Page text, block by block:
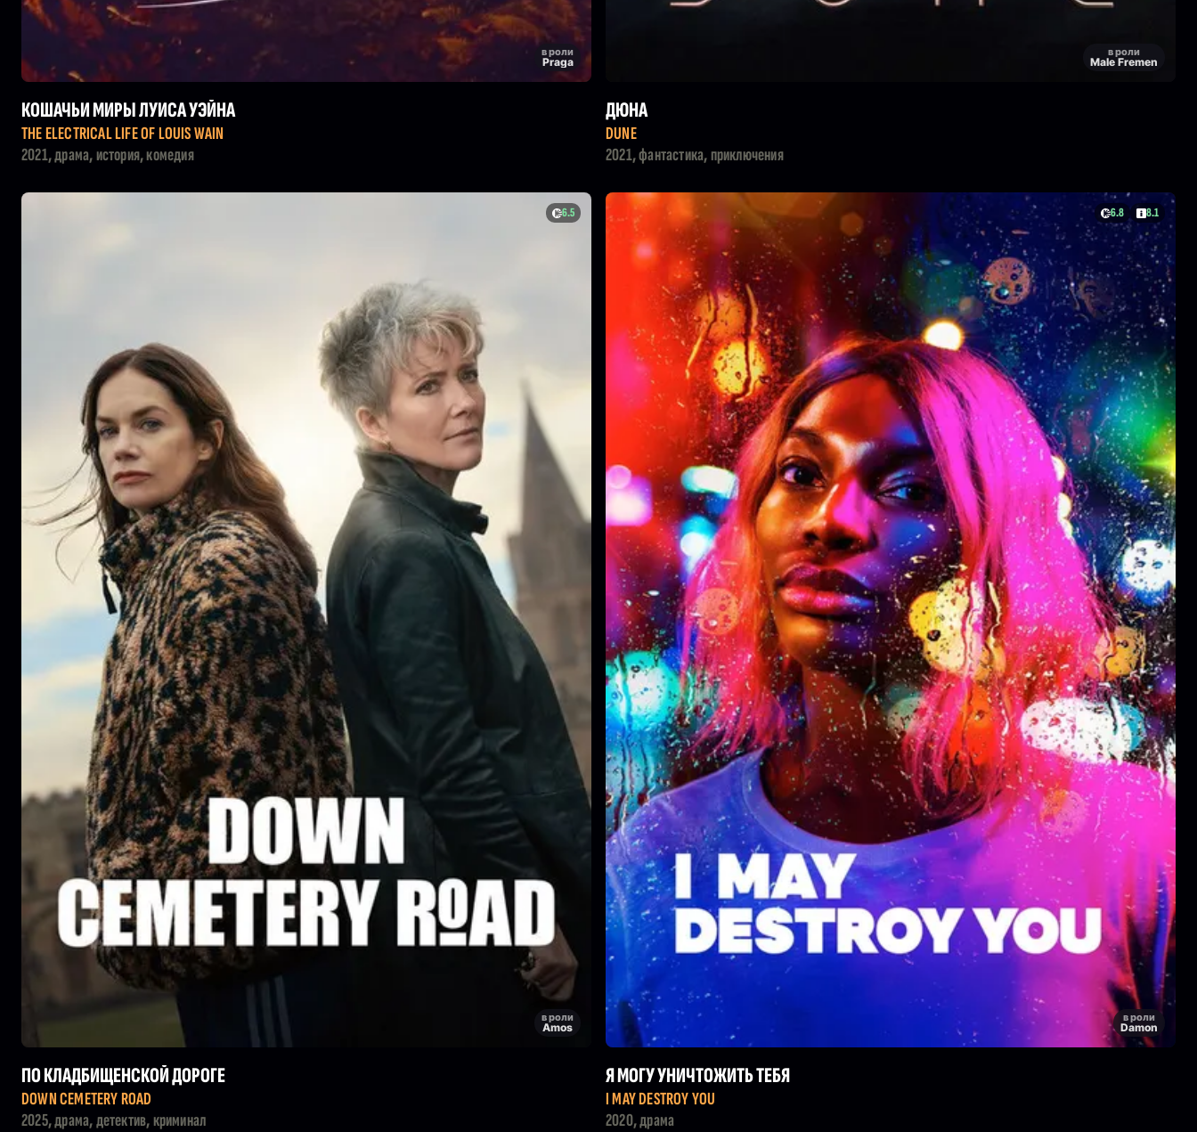
в роли
Praga
КОШАЧЬИ МИРЫ ЛУИСА УЭЙНА
THE ELECTRICAL LIFE OF LOUIS WAIN
2021, драма, история, комедия
в роли
Male Fremen
ДЮНА
DUNE
2021, фантастика, приключения
6.5
в роли
Amos
ПО КЛАДБИЩЕНСКОЙ ДОРОГЕ
DOWN CEMETERY ROAD
2025, драма, детектив, криминал
6.8 8.1
в роли
Damon
Я МОГУ УНИЧТОЖИТЬ ТЕБЯ
I MAY DESTROY YOU
2020, драма